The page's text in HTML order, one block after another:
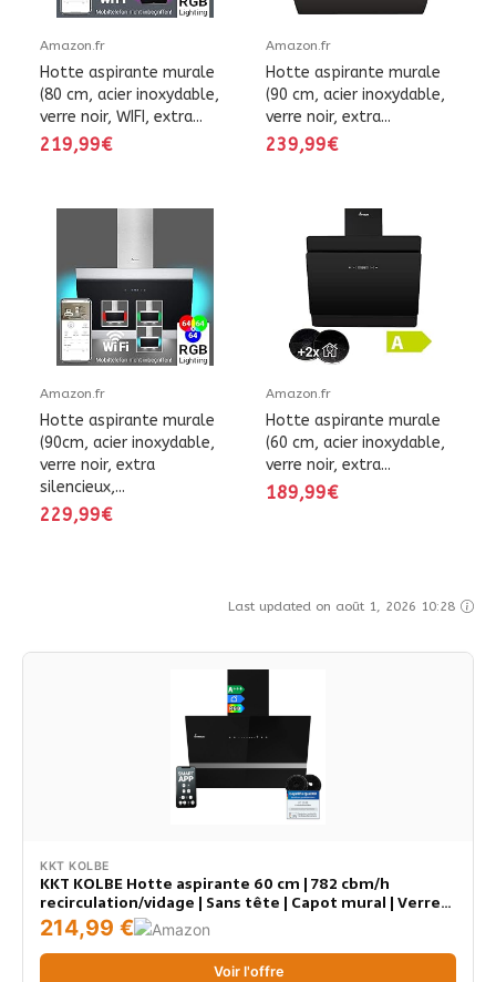
Amazon.fr
Hotte aspirante murale
(80 cm, acier inoxydable,
verre noir, WIFI, extra...
219,99€
Amazon.fr
Hotte aspirante murale
(90 cm, acier inoxydable,
verre noir, extra...
239,99€
Amazon.fr
Hotte aspirante murale
(90cm, acier inoxydable,
verre noir, extra
silencieux,...
229,99€
Amazon.fr
Hotte aspirante murale
(60 cm, acier inoxydable,
verre noir, extra...
189,99€
Last updated on août 1, 2026 10:28
KKT KOLBE
KKT KOLBE Hotte aspirante 60 cm | 782 cbm/h
recirculation/vidage | Sans tête | Capot mural | Verre
noir | Smart WiFi App Wi-Fi | Éclairage LED RGBW |
EASY6005SM
214,99 €
Voir l'offre